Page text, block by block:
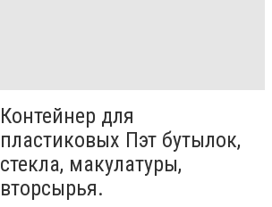
Контейнер для
пластиковых Пэт бутылок,
стекла, макулатуры,
вторсырья.